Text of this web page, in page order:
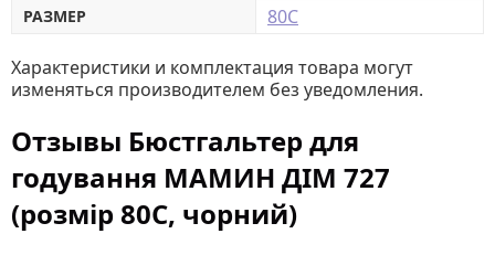
РАЗМЕР
80C
Характеристики и комплектация товара могут
изменяться производителем без уведомления.
Отзывы Бюстгальтер для
годування МАМИН ДІМ 727
(розмір 80C, чорний)